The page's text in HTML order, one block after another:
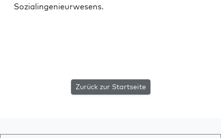
Sozialingenieurwesens.
Zurück zur Startseite